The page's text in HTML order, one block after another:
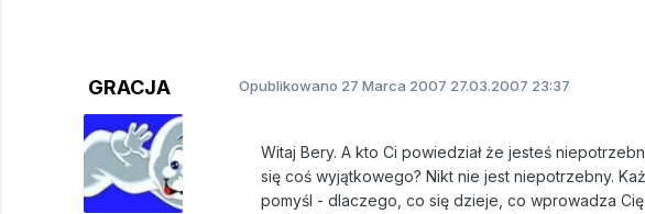
GRACJA Opublikowano 27 Marca 2007 27.03.2007 23:37
Witaj Bery. A kto Ci powiedział że jesteś
się coś wyjątkowego? Nikt nie jest niepotrzebny.
pomyśl - dlaczego, co się dzieje, co wprowadza